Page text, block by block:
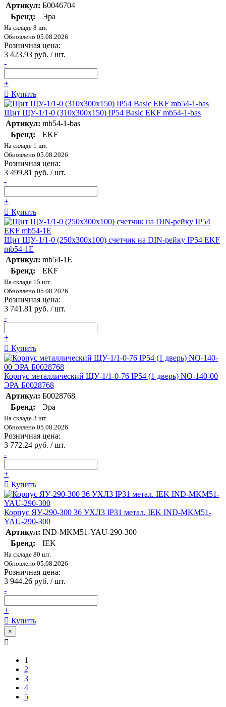
Артикул: Б0046704
Бренд:
Эра
На складе 8 шт.
Обновлено 05.08.2026
Розничная цена:
3 423.93 руб. / шт.
-
+
Купить
Щит ЩУ-1/1-0 (310х300х150) IP54 Basic EKF mb54-1-bas
Артикул: mb54-1-bas
Бренд:
EKF
На складе 1 шт.
Обновлено 05.08.2026
Розничная цена:
3 499.81 руб. / шт.
-
+
Купить
Щит ЩУ-1/1-0 (250х300х100) счетчик на DIN-рейку IP54 EKF
mb54-1E
Артикул: mb54-1E
Бренд:
EKF
На складе 15 шт.
Обновлено 05.08.2026
Розничная цена:
3 741.81 руб. / шт.
-
+
Купить
Корпус металлический ЩУ-1/1-0-76 IP54 (1 дверь) NO-140-00
ЭРА Б0028768
Артикул: Б0028768
Бренд:
Эра
На складе 3 шт.
Обновлено 05.08.2026
Розничная цена:
3 772.24 руб. / шт.
-
+
Купить
Корпус ЯУ-290-300 36 УХЛ3 IP31 метал. IEK IND-MKM51-
YAU-290-300
Артикул: IND-MKM51-YAU-290-300
Бренд:
IEK
На складе 80 шт.
Обновлено 05.08.2026
Розничная цена:
3 944.26 руб. / шт.
-
+
Купить
×
1
2
3
4
5